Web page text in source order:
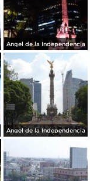
Angel de la Independencia
Angel de la Independencia